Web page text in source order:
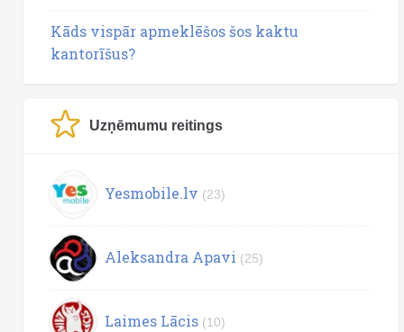
Kāds vispār apmeklēšos šos kaktu
kantorīšus?
Uzņēmumu reitings
Yesmobile.lv (23)
Aleksandra Apavi (25)
Laimes Lācis (10)